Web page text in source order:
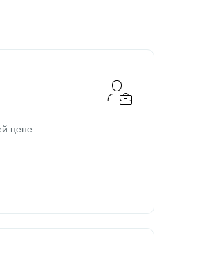
цене